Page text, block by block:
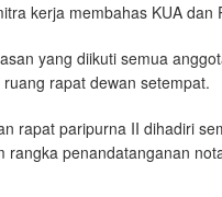
kerja membahas KUA dan
yang diikuti semua
rapat dewan setempat.
rapat paripurna II dihadiri
penandatanganan